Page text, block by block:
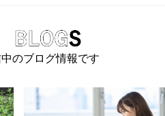
のブログ情報です